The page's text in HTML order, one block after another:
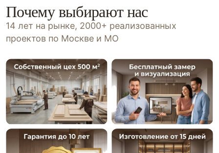
Почему выбирают нас
14 лет на рынке, 2000+ реализованных
проектов по Москве и МО